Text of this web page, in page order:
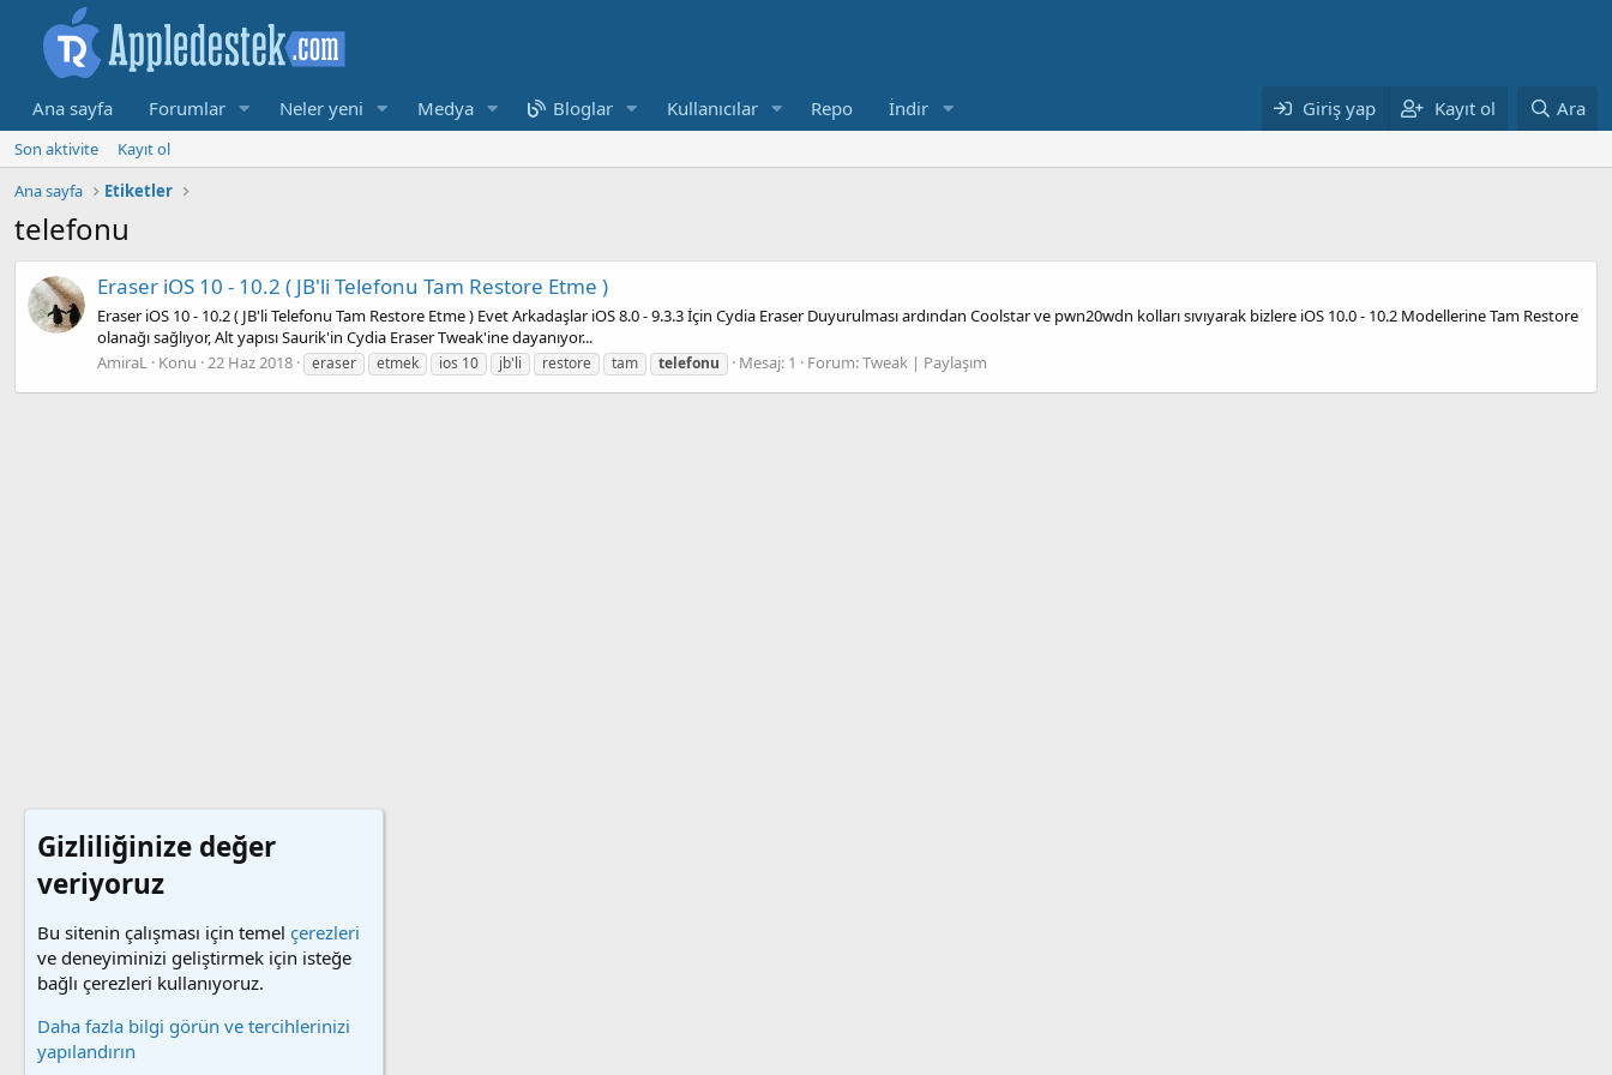
Ana sayfa Forumlar Neler yeni Medya Bloglar Kullanıcılar Repo İndir Giriş yap Kayıt ol Ara
Son aktivite
Kayıt ol
Ana sayfa
Etiketler
telefonu
Eraser iOS 10 - 10.2 ( JB'li Telefonu Tam Restore Etme )
Eraser iOS 10 - 10.2 ( JB'li Telefonu Tam Restore Etme ) Evet Arkadaşlar iOS 8.0 - 9.3.3 İçin Cydia Eraser Duyurulması ardından Coolstar ve pwn20wdn kolları sıvıyarak bizlere iOS 10.0 - 10.2 Modellerine Tam Restore
olanağı sağlıyor, Alt yapısı Saurik'in Cydia Eraser Tweak'ine dayanıyor...
AmiraL Konu 22 Haz 2018 eraser etmek ios 10 jb'li restore tam telefonu Mesaj: 1 Forum:Tweak | Paylaşım
Gizliliğinize değer
veriyoruz
Bu sitenin çalışması için temel çerezleri
ve deneyiminizi geliştirmek için isteğe
bağlı çerezleri kullanıyoruz.
Daha fazla bilgi görün ve tercihlerinizi
yapılandırın